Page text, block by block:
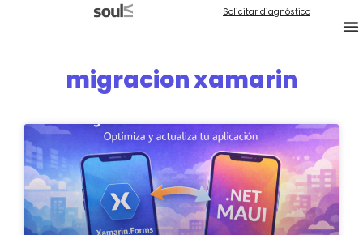
Solicitar diagnóstico
migracion xamarin